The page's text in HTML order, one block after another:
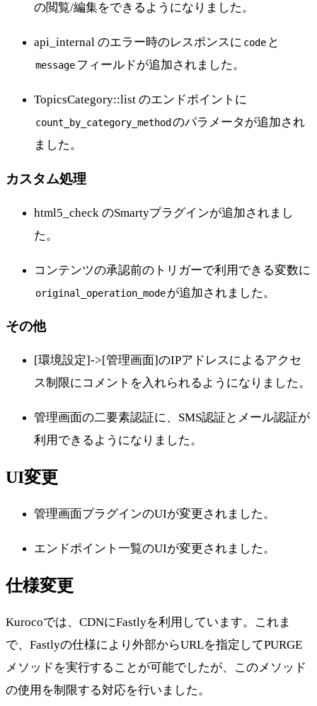
の閲覧/編集をできるようになりました。
api_internal のエラー時のレスポンスに code と
messageフィールドが追加されました。
TopicsCategory::list のエンドポイントに
count_by_category_method のパラメータが追加され
ました。
カスタム処理
html5_check のSmartyプラグインが追加されまし
た。
コンテンツの承認前のトリガーで利用できる変数に
original_operation_modeが追加されました。
その他
[環境設定]->[管理画面]のIPアドレスによるアクセ
ス制限にコメントを入れられるようになりました。
管理画面の二要素認証に、SMS認証とメール認証が
利用できるようになりました。
UI変更
管理画面プラグインのUIが変更されました。
エンドポイント一覧のUIが変更されました。
仕様変更
Kurocoでは、CDNにFastlyを利用しています。これま
で、Fastlyの仕様により外部からURLを指定してPURGE
メソッドを実行することが可能でしたが、このメソッド
の使用を制限する対応を行いました。